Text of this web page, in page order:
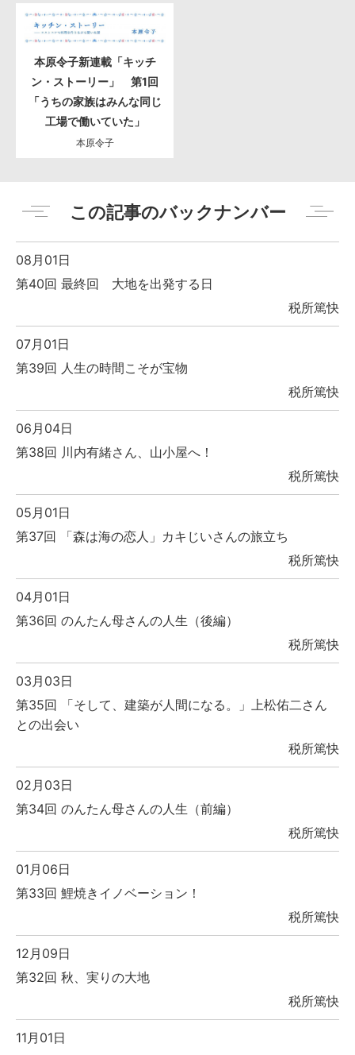
本原令子新連載「キッチ
ン・ストーリー」 第1回
「うちの家族はみんな同じ
工場で働いていた」
本原令子
この記事のバックナンバー
08月01日
第40回 最終回 大地を出発する日
税所篤快
07月01日
第39回 人生の時間こそが宝物
税所篤快
06月04日
第38回 川内有緒さん、山小屋へ！
税所篤快
05月01日
第37回 「森は海の恋人」カキじいさんの旅立ち
税所篤快
04月01日
第36回 のんたん母さんの人生（後編）
税所篤快
03月03日
第35回 「そして、建築が人間になる。」上松佑二さん
との出会い
税所篤快
02月03日
第34回 のんたん母さんの人生（前編）
税所篤快
01月06日
第33回 鯉焼きイノベーション！
税所篤快
12月09日
第32回 秋、実りの大地
税所篤快
11月01日